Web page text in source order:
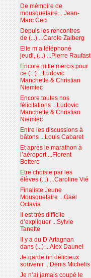
De mémoire de
mousquetaire... Jean-
Marc Ceci
Depuis les rencontres
de (...) ...Carole Zalberg
Elle m’a téléphoné
jeudi, (...) ...Pierre Raufast
Encore mille mercis pour
ce (...) ...Ludovic
Manchette & Christian
Niemiec
Encore toutes nos
félicitations ...Ludovic
Manchette & Christian
Niemiec
Entre les discussions à
bâtons ...Louis Cabaret
Et après le marathon à
l’aéroport ...Florent
Bottero
Etre choisie par les
élèves (...) ...Caroline Vié
Finaliste Jeune
Mousquetaire ...Gaël
Octavia
Il est très difficile
d’expliquer ...Sylvie
Tanette
Il y a du D’Artagnan
dans (...) ...Alex Daunel
Je garde un délicieux
souvenir ...Denis Michelis
Je n’ai jamais coupé le